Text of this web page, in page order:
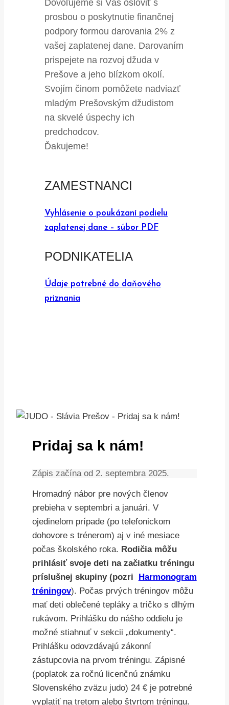
Dovoľujeme si Vás osloviť s
prosbou o poskytnutie finančnej
podpory formou darovania 2% z
vašej zaplatenej dane. Darovaním
prispejete na rozvoj džuda v
Prešove a jeho blízkom okolí.
Svojím činom pomôžete nadviazť
mladým Prešovským džudistom
na skvelé úspechy ich
predchodcov.
Ďakujeme!
ZAMESTNANCI
Vyhlásenie o poukázaní podielu
zaplatenej dane – súbor PDF
PODNIKATELIA
Údaje potrebné do daňového
priznania
Pridaj sa k nám!
Zápis začína od 2. septembra 2025.
Hromadný nábor pre nových členov
prebieha v septembri a januári. V
ojedinelom prípade (po telefonickom
dohovore s trénerom) aj v iné mesiace
počas školského roka. Rodičia môžu
prihlásiť svoje deti na začiatku tréningu
príslušnej skupiny (pozri Harmonogram
tréningov). Počas prvých tréningov môžu
mať deti oblečené tepláky a tričko s dlhým
rukávom. Prihlášku do nášho oddielu je
možné stiahnuť v sekcii „dokumenty“.
Prihlášku odovzdávajú zákonní
zástupcovia na prvom tréningu. Zápisné
(poplatok za ročnú licenčnú známku
Slovenského zväzu judo) 24 € je potrebné
vyplatiť na tretom alebo štvrtom tréningu.